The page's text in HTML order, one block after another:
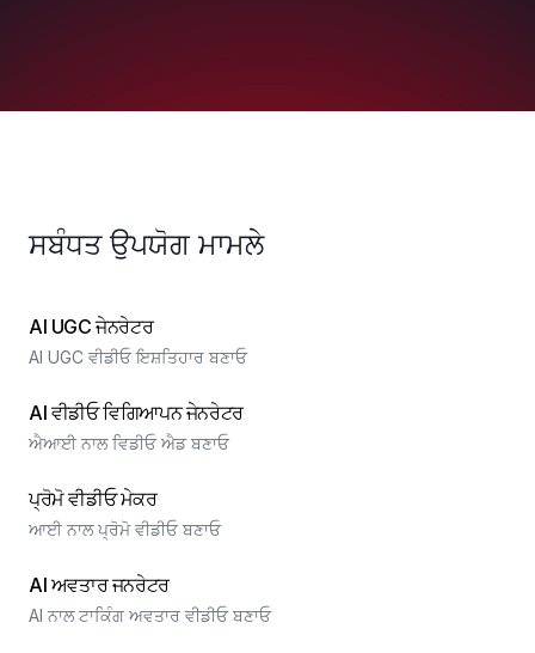
ਸਬੰਧਤ ਉਪਯੋਗ ਮਾਮਲੇ
AI UGC ਜੇਨਰੇਟਰ
AI UGC ਵੀਡੀਓ ਇਸ਼ਤਿਹਾਰ ਬਣਾਓ
AI ਵੀਡੀਓ ਵਿਗਿਆਪਨ ਜੇਨਰੇਟਰ
ਐਆਈ ਨਾਲ ਵਿਡੀਓ ਐਡ ਬਣਾਓ
ਪ੍ਰੋਮੋ ਵੀਡੀਓ ਮੇਕਰ
ਆਈ ਨਾਲ ਪ੍ਰੋਮੋ ਵੀਡੀਓ ਬਣਾਓ
AI ਅਵਤਾਰ ਜਨਰੇਟਰ
AI ਨਾਲ ਟਾਕਿੰਗ ਅਵਤਾਰ ਵੀਡੀਓ ਬਣਾਓ